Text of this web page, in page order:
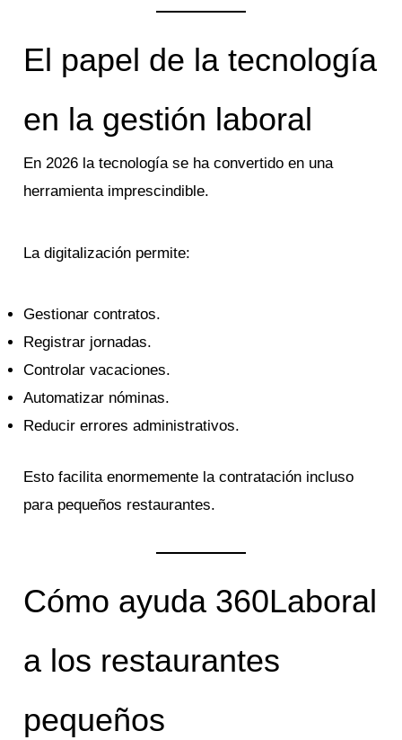
El papel de la tecnología
en la gestión laboral
En 2026 la tecnología se ha convertido en una
herramienta imprescindible.
La digitalización permite:
Gestionar contratos.
Registrar jornadas.
Controlar vacaciones.
Automatizar nóminas.
Reducir errores administrativos.
Esto facilita enormemente la contratación incluso
para pequeños restaurantes.
Cómo ayuda 360Laboral
a los restaurantes
pequeños